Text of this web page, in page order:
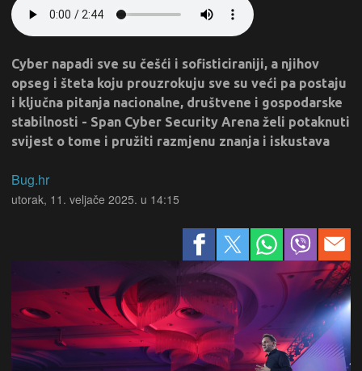
Cyber napadi sve su češći i sofisticiraniji, a njihov
opseg i šteta koju prouzrokuju sve su veći pa postaju
i ključna pitanja nacionalne, društvene i gospodarske
stabilnosti - Span Cyber Security Arena želi potaknuti
svijest o tome i pružiti razmjenu znanja i iskustava
Bug.hr
utorak, 11. veljače 2025. u 14:15